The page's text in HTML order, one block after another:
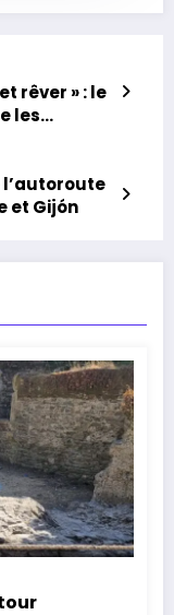
rêver » : le
les
l’autoroute
et Gijón